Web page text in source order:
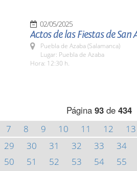
02/05/2025
Actos de las Fiestas de San
Puebla de Azaba (Salamanca)
Lugar: Puebla de Azaba
Hora: 12:30 h.
Página 93 de 434
7 8 9 10 11 12 13
29 30 31 32 33 34
50 51 52 53 54 55